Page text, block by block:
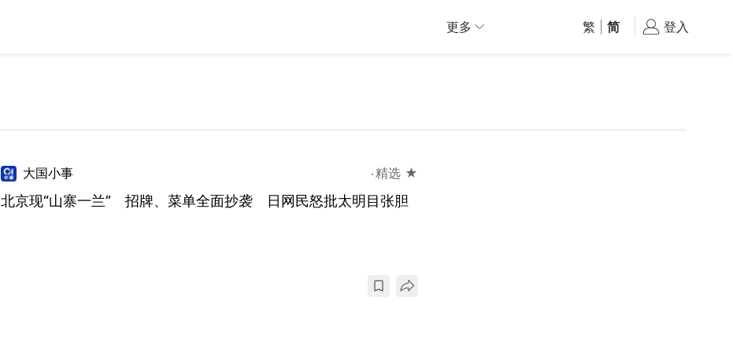
更多 繁 简 登入
大国小事 精选 ★
北京现“山寨一兰” 招牌、菜单全面抄袭 日网民怒批太明目张胆